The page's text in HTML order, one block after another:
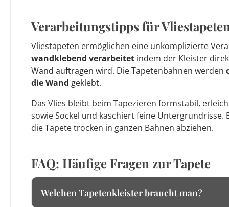
Verarbeitungstipps für Vliestapeten
Vliestapeten ermöglichen eine unkomplizierte
wandklebend verarbeitet indem der Kleister
Wand auftragen wird. Die Tapetenbahnen werden
die Wand geklebt.
Das Vlies bleibt beim Tapezieren formstabil,
sowie Sockel und kaschiert feine Untergrundrisse.
die Tapete trocken in ganzen Bahnen abziehen.
FAQ: Häufige Fragen zur Tapete
Welchen Tapetenkleister braucht man?